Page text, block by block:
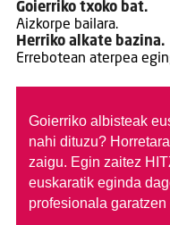
Goierriko txoko bat.
Aizkorpe bailara.
Herriko alkate bazina.
Errebotean aterpea
Goierriko albisteak
nahi dituzu?
zaigu. Egin zaitez
euskaratik eginda
profesionala